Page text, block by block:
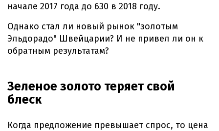
начале 2017 года до 630 в 2018 году.
Однако стал ли новый рынок "золотым
Эльдорадо" Швейцарии? И не привел ли он к
обратным результатам?
Зеленое золото теряет свой
блеск
Когда предложение превышает спрос, то цена